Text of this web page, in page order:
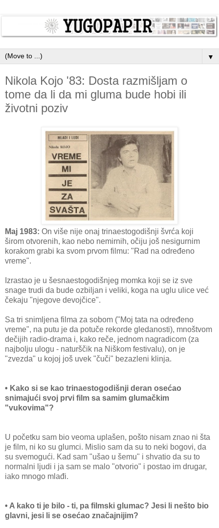
▼
Nikola Kojo '83: Dosta razmišljam o
tome da li da mi gluma bude hobi ili
životni poziv
Maj 1983: On više nije onaj trinaestogodišnji švrća koji
širom otvorenih, kao nebo nemirnih, očiju još nesigurnim
korakom grabi ka svom prvom filmu: "Rad na određeno
vreme".
Izrastao je u šesnaestogodišnjeg momka koji se iz sve
snage trudi da bude ozbiljan i veliki, koga na uglu ulice već
čekaju "njegove devojčice".
Sa tri snimljena filma za sobom ("Moj tata na određeno
vreme", na putu je da potuče rekorde gledanosti), mnoštvom
dečijih radio-drama i, kako reče, jednom nagradicom (za
najbolju ulogu - naturščik na Niškom festivalu), on je
"zvezda" u kojoj još uvek "čuči" bezazleni klinja.
• Kako si se kao trinaestogodišnji deran osećao
snimajući svoj prvi film sa samim glumačkim
"vukovima"?
U početku sam bio veoma uplašen, pošto nisam znao ni šta
je film, ni ko su glumci. Mislio sam da su to neki bogovi, da
su svemogući. Kad sam "ušao u šemu" i shvatio da su to
normalni ljudi i ja sam se malo "otvorio" i postao im drugar,
iako mnogo mlađi.
• A kako ti je bilo - ti, pa filmski glumac? Jesi li nešto bio
glavni, jesi li se osećao značajnijim?